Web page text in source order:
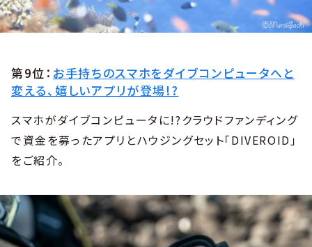
第9位： お手持ちのスマホをダイブコンピュータへと
変える、嬉しいアプリが登場!?
スマホがダイブコンピュータに!?クラウドファンディング
で資金を募ったアプリとハウジングセット「DIVEROID」
をご紹介。